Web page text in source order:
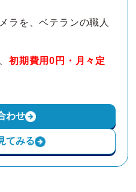
ラを、ベテランの職人
初期費用0円・月々定
わせ
てみる